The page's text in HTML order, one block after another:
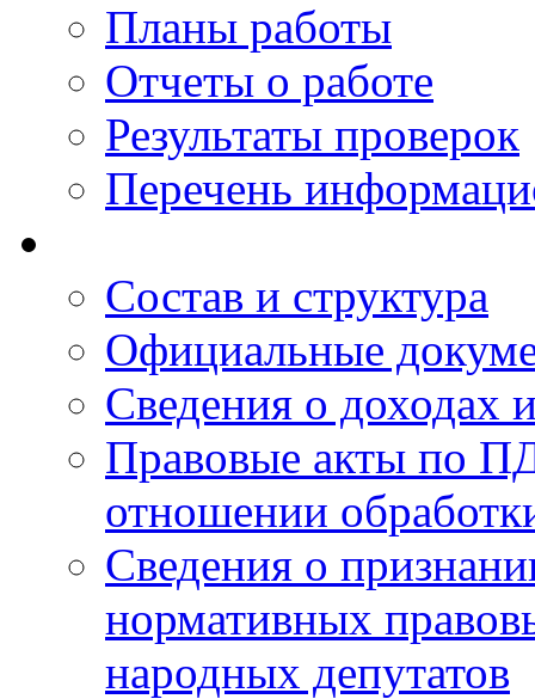
Планы работы
Отчеты о работе
Результаты проверок
Перечень
Состав и структура
Официальные
Сведения о доходах
Правовые акты по
отношении
Сведения о
нормативных
народных депутатов